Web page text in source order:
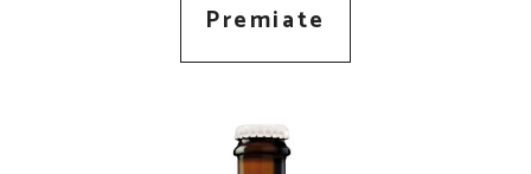
Premiate